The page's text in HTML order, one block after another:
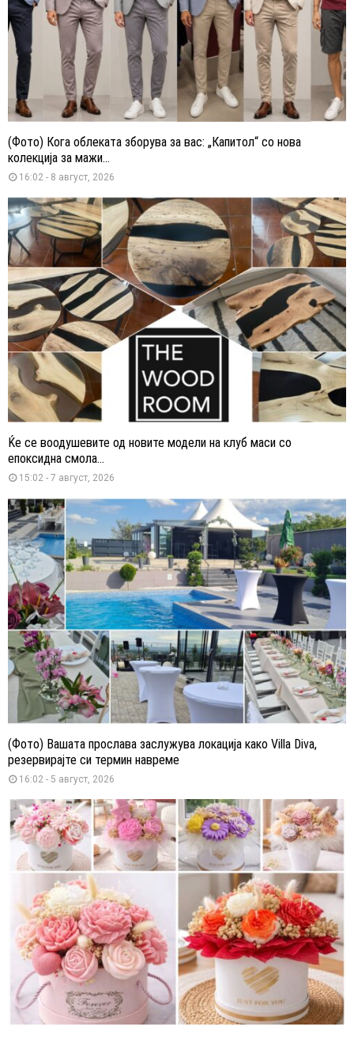
(Фото) Кога облеката зборува за вас: „Капитол“ со нова
колекција за мажи...
16:02 - 8 август, 2026
Ќе се воодушевите од новите модели на клуб маси со
епоксидна смола...
15:02 - 7 август, 2026
(Фото) Вашата прослава заслужува локација како Villa Diva,
резервирајте си термин навреме
16:02 - 5 август, 2026